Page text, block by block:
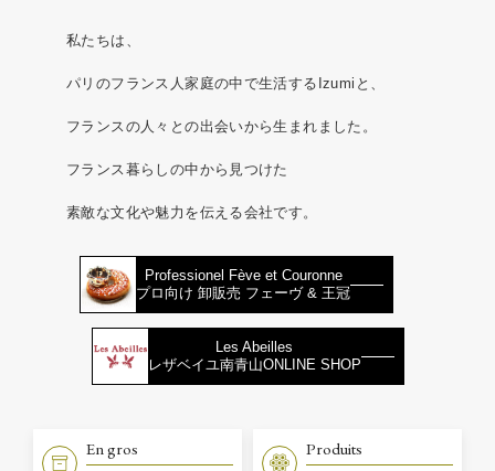
私たちは、
パリのフランス人家庭の中で生活するIzumiと、
フランスの人々との出会いから生まれました。
フランス暮らしの中から見つけた
素敵な文化や魅力を伝える会社です。
Professionel Fève et Couronne
プロ向け 卸販売 フェーヴ & 王冠
Les Abeilles
レザベイユ南青山ONLINE SHOP
En gros Produits